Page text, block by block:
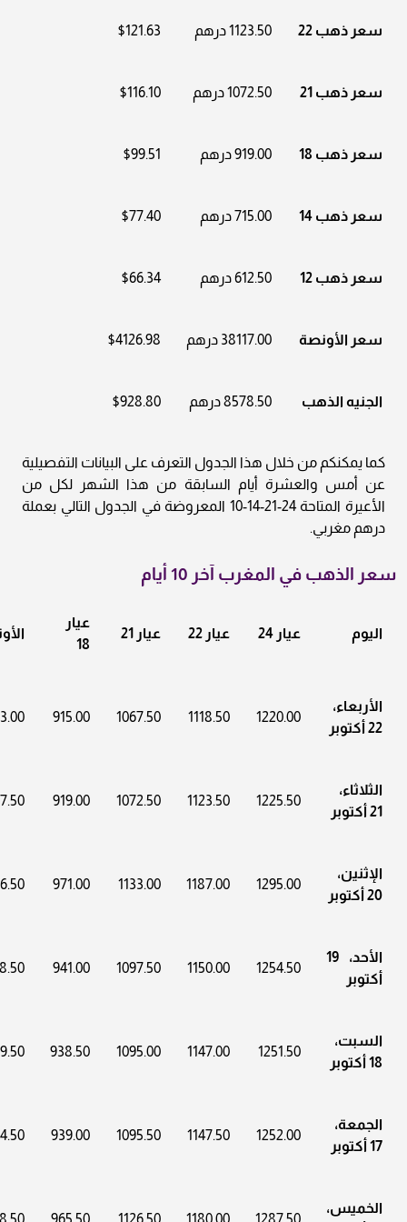
سعر ذهب 22 1123.50 درهم $121.63
سعر ذهب 21 1072.50 درهم $116.10
سعر ذهب 18 919.00 درهم $99.51
سعر ذهب 14 715.00 درهم $77.40
سعر ذهب 12 612.50 درهم $66.34
سعر الأونصة 38117.00 درهم $4126.98
الجنيه الذهب 8578.50 درهم $928.80
كما يمكنكم من خلال هذا الجدول التعرف على البيانات التفصيلية
عن أمس والعشرة أيام السابقة من هذا الشهر لكل من
الأعيرة المتاحة 24-21-14-10 المعروضة في الجدول التالي بعملة
درهم مغربي.
سعر الذهب في المغرب آخر 10 أيام
اليوم عيار 24 عيار 22 عيار 21
عيار
18
الأربعاء،
22 أكتوبر
1220.00
1118.50
1067.50
915.00
الثلاثاء،
21 أكتوبر
1225.50
1123.50
1072.50
919.00
الإثنين،
20 أكتوبر
1295.00
1187.00
1133.00
971.00
الأحد، 19
أكتوبر
1254.50
1150.00
1097.50
941.00
السبت،
18 أكتوبر
1251.50
1147.00
1095.00
938.50
الجمعة،
17 أكتوبر
1252.00
1147.50
1095.50
939.00
الخميس،
1287.50
1180.00
1126.50
965.50